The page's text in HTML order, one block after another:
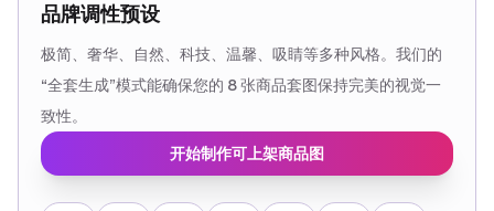
品牌调性预设
极简、奢华、自然、科技、温馨、吸睛等多种风格。我们的
“全套生成”模式能确保您的 8 张商品套图保持完美的视觉一
致性。
开始制作可上架商品图